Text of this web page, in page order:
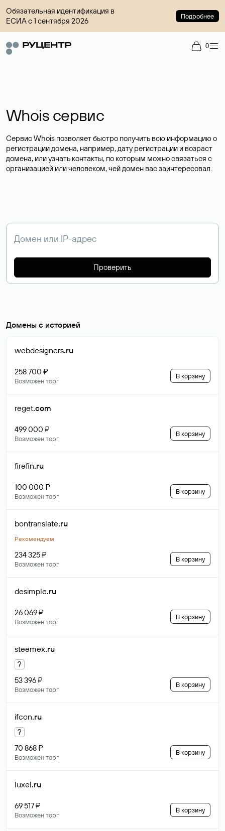
Обязательная идентификация в
ЕСИА с 1 сентября 2026
Подробнее
0
Whois сервис
Сервис Whois позволяет быстро получить всю информацию о
регистрации домена, например, дату регистрации и возраст
домена, или узнать контакты, по которым можно связаться с
организацией или человеком, чей домен вас заинтересовал.
Проверить
Домены с историей
webdesigners.ru
258 700 ₽
Возможен торг
В корзину
reget.com
499 000 ₽
Возможен торг
В корзину
firefin.ru
100 000 ₽
Возможен торг
В корзину
bontranslate.ru
Рекомендуем
234 325 ₽
Возможен торг
В корзину
desimple.ru
26 069 ₽
Возможен торг
В корзину
steemex.ru
?
53 396 ₽
Возможен торг
В корзину
ifcon.ru
?
70 868 ₽
Возможен торг
В корзину
luxel.ru
69 517 ₽
Возможен торг
В корзину